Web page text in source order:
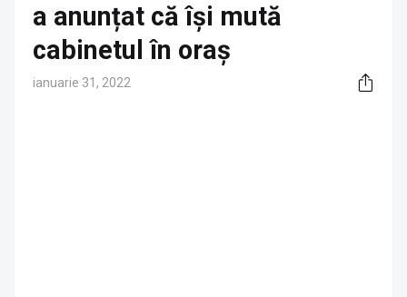
a anunțat că își mută
cabinetul în oraș
ianuarie 31, 2022